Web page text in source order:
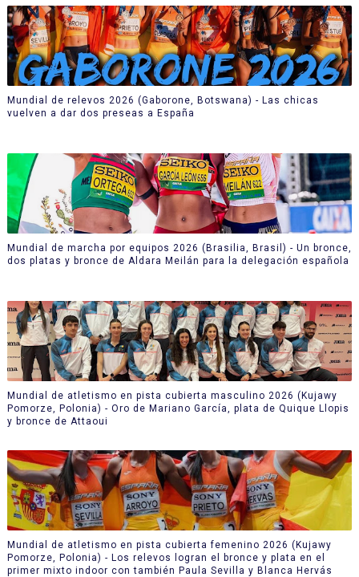
Mundial de relevos 2026 (Gaborone, Botswana) - Las chicas
vuelven a dar dos preseas a España
Mundial de marcha por equipos 2026 (Brasilia, Brasil) - Un bronce,
dos platas y bronce de Aldara Meilán para la delegación española
Mundial de atletismo en pista cubierta masculino 2026 (Kujawy
Pomorze, Polonia) - Oro de Mariano García, plata de Quique Llopis
y bronce de Attaoui
Mundial de atletismo en pista cubierta femenino 2026 (Kujawy
Pomorze, Polonia) - Los relevos logran el bronce y plata en el
primer mixto indoor con también Paula Sevilla y Blanca Hervás